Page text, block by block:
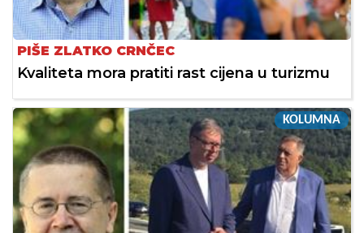
PIŠE ZLATKO CRNČEC
Kvaliteta mora pratiti rast cijena u turizmu
KOLUMNA